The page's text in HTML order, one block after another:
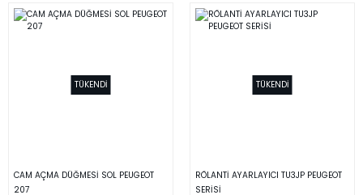
TÜKENDİ
CAM AÇMA DÜĞMESİ SOL PEUGEOT
207
TÜKENDİ
RÖLANTİ AYARLAYICI TU3JP PEUGEOT
SERİSİ